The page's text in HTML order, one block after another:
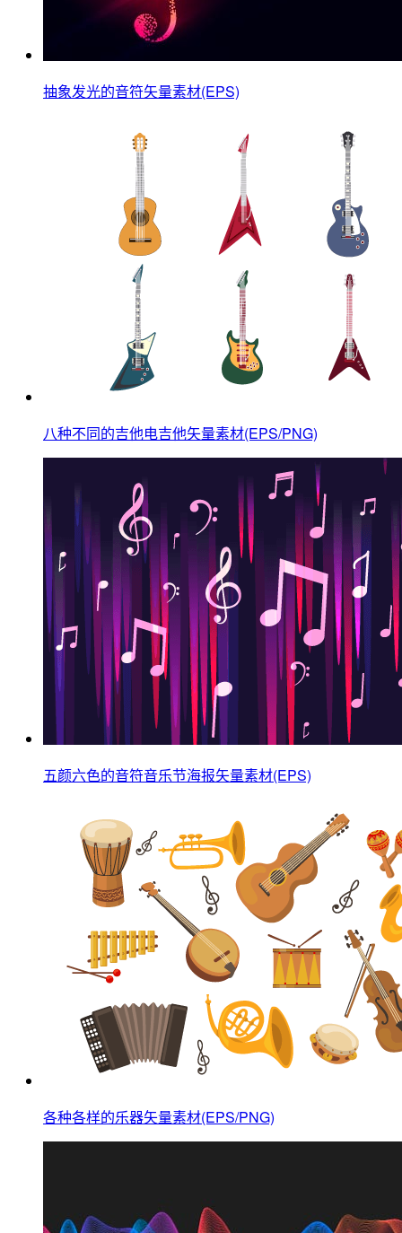
抽象发光的音符矢量素材(EPS)
八种不同的吉他电吉他矢量素材(EPS/PNG)
五颜六色的音符音乐节海报矢量素材(EPS)
各种各样的乐器矢量素材(EPS/PNG)